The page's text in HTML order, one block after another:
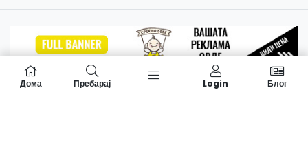
Дома Пребарај Login Блог